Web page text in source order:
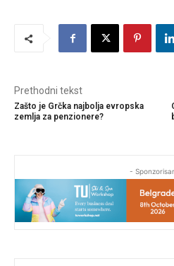
Prethodni tekst
Zašto je Grčka najbolja evropska
zemlja za penzionere?
-